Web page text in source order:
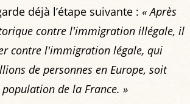
déjà l’étape suivante : « Après
contre l'immigration illégale, il
contre l'immigration légale, qui
de personnes en Europe, soit
de la France. »